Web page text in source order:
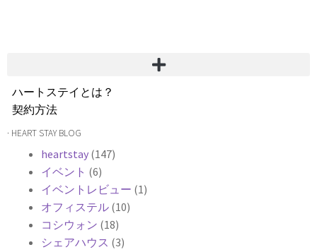
ハートステイとは？
契約方法
韓国不動産情報
よくある質問
Heartee
· HEART STAY BLOG
heartstay (147)
イベント (6)
イベントレビュー (1)
オフィステル (10)
コシウォン (18)
シェアハウス (3)